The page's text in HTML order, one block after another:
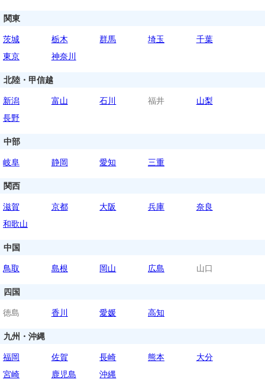
関東
茨城 栃木 群馬 埼玉
千葉
東京
神奈川
北陸・甲信越
新潟 富山 石川 福井
山梨
長野
中部
岐阜 静岡 愛知 三重
関西
滋賀 京都 大阪 兵庫
奈良
和歌山
中国
鳥取 島根 岡山 広島 山口
四国
徳島 香川 愛媛 高知
九州・沖縄
福岡 佐賀 長崎 熊本
大分
宮崎
鹿児島 沖縄